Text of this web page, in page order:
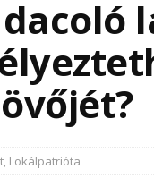
, Lokálpatrióta